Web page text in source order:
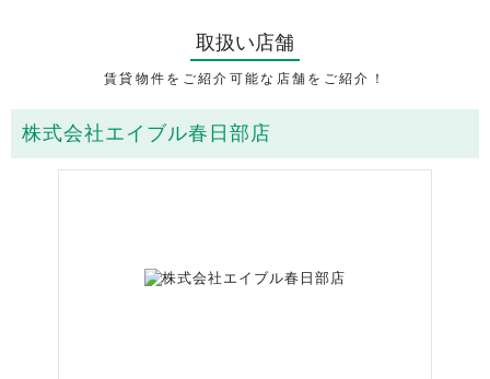
取扱い店舗
賃貸物件をご紹介可能な店舗をご紹介！
株式会社エイブル春日部店